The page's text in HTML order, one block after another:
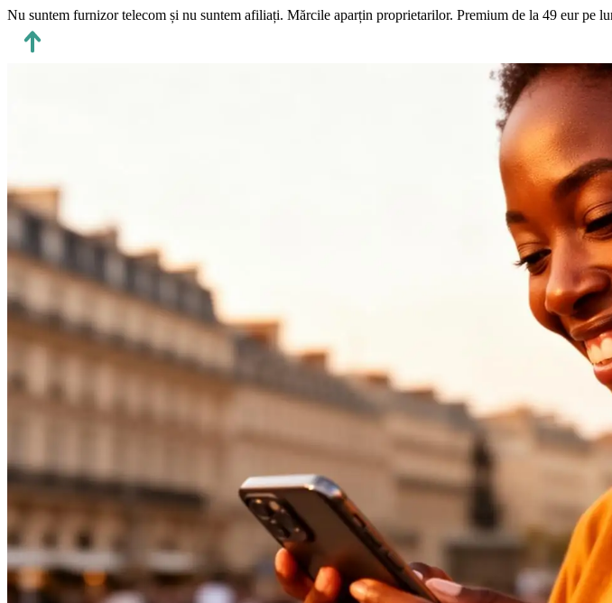
Nu suntem furnizor telecom și nu suntem afiliați. Mărcile aparțin proprietarilor. Premium de la 49 eur pe